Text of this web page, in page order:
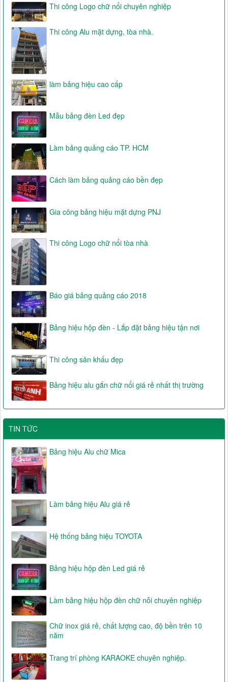
Thi công Logo chữ nổi chuyên nghiệp
Thi công Alu mặt dựng, tòa nhà.
làm bảng hiệu cao cấp
Mẫu bảng đèn Led đẹp
Làm bảng quảng cáo TP. HCM
Cách làm bảng quảng cáo bền đẹp
Gia công bảng hiệu mặt dựng PNJ
Thi công Logo chữ nổi tòa nhà
Báo giá bảng quảng cáo 2018
Bảng hiệu hộp đèn - Lắp đặt bảng hiệu tận nơi
Thi công sân khấu đẹp
Bảng hiệu alu gắn chữ nổi giá rẻ nhất thị trường
TIN TỨC
Bảng hiệu Alu chữ Mica
Làm bảng hiệu Alu giá rẻ
Hệ thống bảng hiệu TOYOTA
Bảng hiệu hộp đèn Led giá rẻ
Làm bảng hiệu hộp đèn chữ nỗi chuyên nghiệp
Chữ inox giá rẻ, chất lượng cao, độ bền trên 10
năm
Trang trí phòng KARAOKE chuyên nghiệp.